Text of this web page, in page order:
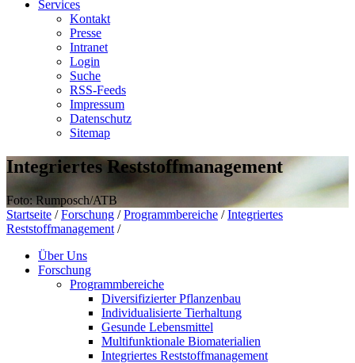
Services
Kontakt
Presse
Intranet
Login
Suche
RSS-Feeds
Impressum
Datenschutz
Sitemap
Integriertes Reststoffmanagement
Foto: Rumposch/ATB
Startseite / Forschung / Programmbereiche / Integriertes
Reststoffmanagement /
Über Uns
Forschung
Programmbereiche
Diversifizierter Pflanzenbau
Individualisierte Tierhaltung
Gesunde Lebensmittel
Multifunktionale Biomaterialien
Integriertes Reststoffmanagement